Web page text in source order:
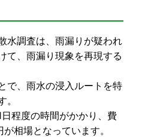
水調査は、雨漏りが疑われ
て、雨漏り現象を再現する
で、雨水の浸入ルートを特
程度の時間がかかり、費
相場となっています。